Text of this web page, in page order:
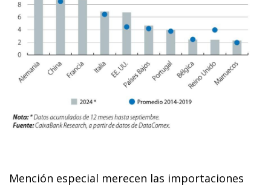
Mención especial merecen las importaciones